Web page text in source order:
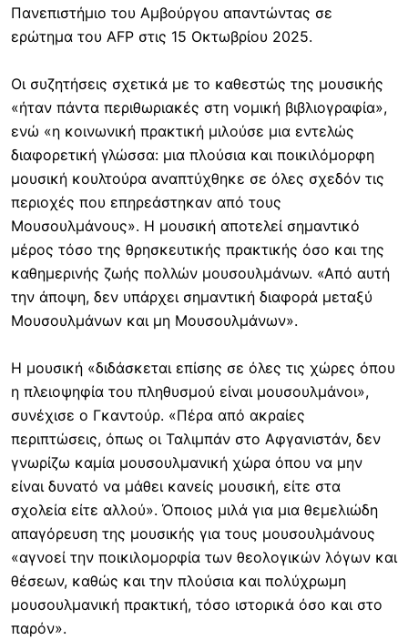
Πανεπιστήμιο του Αμβούργου απαντώντας σε
ερώτημα του AFP στις 15 Οκτωβρίου 2025.
Οι συζητήσεις σχετικά με το καθεστώς της μουσικής
«ήταν πάντα περιθωριακές στη νομική βιβλιογραφία»,
ενώ «η κοινωνική πρακτική μιλούσε μια εντελώς
διαφορετική γλώσσα: μια πλούσια και ποικιλόμορφη
μουσική κουλτούρα αναπτύχθηκε σε όλες σχεδόν τις
περιοχές που επηρεάστηκαν από τους
Μουσουλμάνους». Η μουσική αποτελεί σημαντικό
μέρος τόσο της θρησκευτικής πρακτικής όσο και της
καθημερινής ζωής πολλών μουσουλμάνων. «Από αυτή
την άποψη, δεν υπάρχει σημαντική διαφορά μεταξύ
Μουσουλμάνων και μη Μουσουλμάνων».
Η μουσική «διδάσκεται επίσης σε όλες τις χώρες όπου
η πλειοψηφία του πληθυσμού είναι μουσουλμάνοι»,
συνέχισε ο Γκαντούρ. «Πέρα από ακραίες
περιπτώσεις, όπως οι Ταλιμπάν στο Αφγανιστάν, δεν
γνωρίζω καμία μουσουλμανική χώρα όπου να μην
είναι δυνατό να μάθει κανείς μουσική, είτε στα
σχολεία είτε αλλού». Όποιος μιλά για μια θεμελιώδη
απαγόρευση της μουσικής για τους μουσουλμάνους
«αγνοεί την ποικιλομορφία των θεολογικών λόγων και
θέσεων, καθώς και την πλούσια και πολύχρωμη
μουσουλμανική πρακτική, τόσο ιστορικά όσο και στο
παρόν».